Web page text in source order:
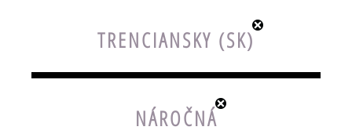
TRENCIANSKY (SK)
NÁROČNÁ